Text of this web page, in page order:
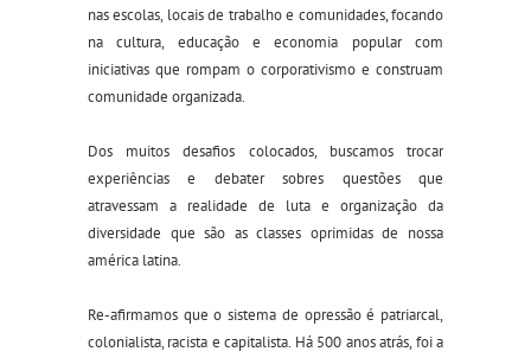
nas escolas, locais de trabalho e comunidades, focando
na cultura, educação e economia popular com
iniciativas que rompam o corporativismo e construam
comunidade organizada.
Dos muitos desafios colocados, buscamos trocar
experiências e debater sobres questões que
atravessam a realidade de luta e organização da
diversidade que são as classes oprimidas de nossa
américa latina.
Re-afirmamos que o sistema de opressão é patriarcal,
colonialista, racista e capitalista. Há 500 anos atrás, foi a